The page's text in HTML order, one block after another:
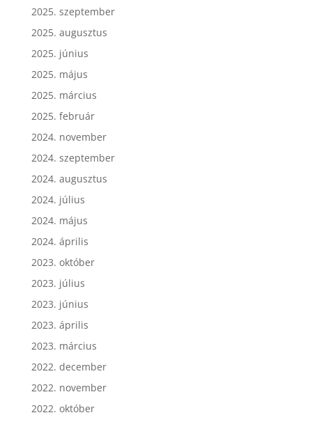
2025. szeptember
2025. augusztus
2025. június
2025. május
2025. március
2025. február
2024. november
2024. szeptember
2024. augusztus
2024. július
2024. május
2024. április
2023. október
2023. július
2023. június
2023. április
2023. március
2022. december
2022. november
2022. október